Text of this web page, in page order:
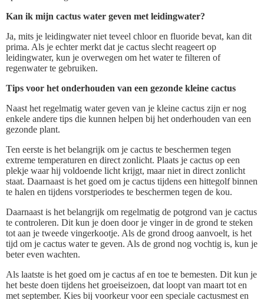
Kan ik mijn cactus water geven met leidingwater?
Ja, mits je leidingwater niet teveel chloor en fluoride bevat, kan dit
prima. Als je echter merkt dat je cactus slecht reageert op
leidingwater, kun je overwegen om het water te filteren of
regenwater te gebruiken.
Tips voor het onderhouden van een gezonde kleine cactus
Naast het regelmatig water geven van je kleine cactus zijn er nog
enkele andere tips die kunnen helpen bij het onderhouden van een
gezonde plant.
Ten eerste is het belangrijk om je cactus te beschermen tegen
extreme temperaturen en direct zonlicht. Plaats je cactus op een
plekje waar hij voldoende licht krijgt, maar niet in direct zonlicht
staat. Daarnaast is het goed om je cactus tijdens een hittegolf binnen
te halen en tijdens vorstperiodes te beschermen tegen de kou.
Daarnaast is het belangrijk om regelmatig de potgrond van je cactus
te controleren. Dit kun je doen door je vinger in de grond te steken
tot aan je tweede vingerkootje. Als de grond droog aanvoelt, is het
tijd om je cactus water te geven. Als de grond nog vochtig is, kun je
beter even wachten.
Als laatste is het goed om je cactus af en toe te bemesten. Dit kun je
het beste doen tijdens het groeiseizoen, dat loopt van maart tot en
met september. Kies bij voorkeur voor een speciale cactusmest en